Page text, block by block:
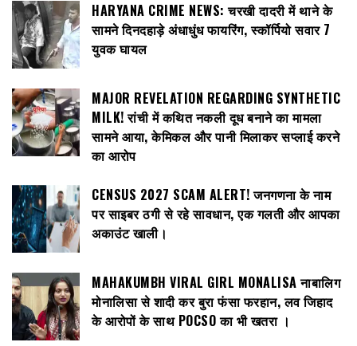
HARYANA CRIME NEWS: चरखी दादरी में थाने के
सामने दिनदहाड़े अंधाधुंध फायरिंग, स्कॉर्पियो सवार 7
युवक घायल
MAJOR REVELATION REGARDING SYNTHETIC
MILK! रांची में कथित नकली दूध बनाने का मामला
सामने आया, केमिकल और पानी मिलाकर सप्लाई करने
का आरोप
CENSUS 2027 SCAM ALERT! जनगणना के नाम
पर साइबर ठगी से रहे सावधान, एक गलती और आपका
अकाउंट खाली।
MAHAKUMBH VIRAL GIRL MONALISA नाबालिग
मोनालिसा से शादी कर बुरा फंसा फरहान, लव जिहाद
के आरोपों के साथ POCSO का भी खतरा ।